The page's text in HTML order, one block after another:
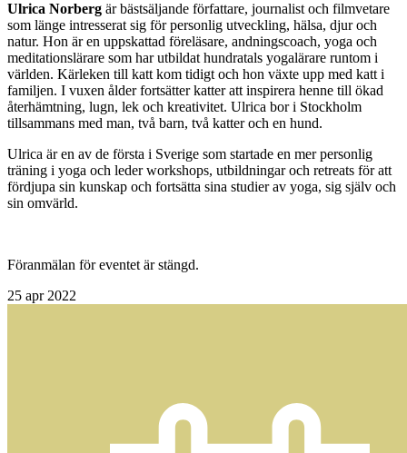
Ulrica Norberg är bästsäljande författare, journalist och filmvetare
som länge intresserat sig för personlig utveckling, hälsa, djur och
natur. Hon är en uppskattad föreläsare, andningscoach, yoga och
meditationslärare som har utbildat hundratals yogalärare runtom i
världen. Kärleken till katt kom tidigt och hon växte upp med katt i
familjen. I vuxen ålder fortsätter katter att inspirera henne till ökad
återhämtning, lugn, lek och kreativitet. Ulrica bor i Stockholm
tillsammans med man, två barn, två katter och en hund.
Ulrica är en av de första i Sverige som startade en mer personlig
träning i yoga och leder workshops, utbildningar och retreats för att
fördjupa sin kunskap och fortsätta sina studier av yoga, sig själv och
sin omvärld.
Föranmälan för eventet är stängd.
25 apr 2022